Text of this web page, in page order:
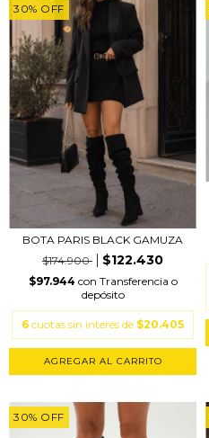
30% OFF
BOTA PARIS BLACK GAMUZA
$174.900
$122.430
$97.944 con Transferencia o
depósito
6 cuotas sin interés de $20.405
AGREGAR AL CARRITO
30% OFF